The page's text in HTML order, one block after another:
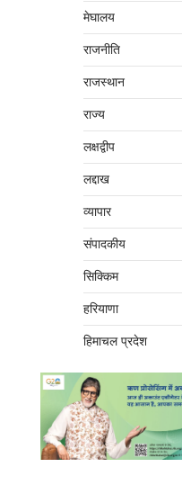
मेघालय
राजनीति
राजस्थान
राज्य
लक्षद्वीप
लद्दाख
व्यापार
संपादकीय
सिक्किम
हरियाणा
हिमाचल प्रदेश